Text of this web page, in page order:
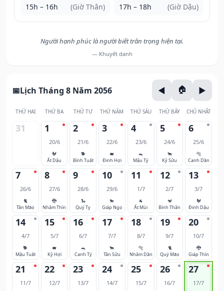
15h – 16h (Giờ Thân) 17h – 18h (Giờ Dậu)
Người hạnh phúc là người biết trân trọng hiện tại.
— Khuyết danh
Lịch Tháng 8 Năm 2056
THỨ HAI THỨ BA THỨ TƯ THỨ NĂM THỨ SÁU THỨ BẢY CHỦ NHẬT
31 1
20/6
🐓
Ất Dậu
2
21/6
🐕
Bính Tuất
3
22/6
🐖
Đinh Hợi
4
23/6
🐀
Mậu Tý
5
24/6
🐂
Kỷ Sửu
6
25/6
🐅
Canh Dần
7
26/6
🐈
Tân Mão
8
27/6
🐉
Nhâm Thìn
9
28/6
🐍
Quý Tỵ
10
29/6
🐎
Giáp Ngọ
11
1/7
🐐
Ất Mùi
12
2/7
🐒
Bính Thân
13
3/7
🐓
Đinh Dậu
14
4/7
🐕
Mậu Tuất
15
5/7
🐖
Kỷ Hợi
16
6/7
🐀
Canh Tý
17
7/7
🐂
Tân Sửu
18
8/7
🐅
Nhâm Dần
19
9/7
🐈
Quý Mão
20
10/7
🐉
Giáp Thìn
21
11/7
22
12/7
23
13/7
24
14/7
25
15/7
26
16/7
27
17/7